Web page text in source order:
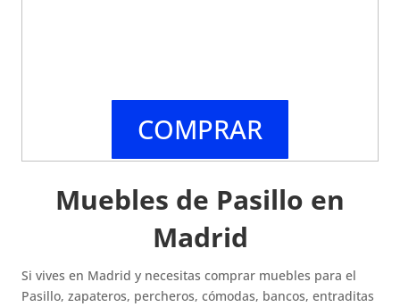
COMPRAR
Muebles de Pasillo en
Madrid
Si vives en Madrid y necesitas comprar muebles para el
Pasillo, zapateros, percheros, cómodas, bancos, entraditas